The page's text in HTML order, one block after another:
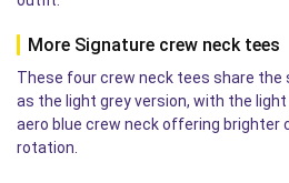
More Signature crew neck tees
These four crew neck tees share
as the light grey version, with the
aero blue crew neck offering brighter
rotation.